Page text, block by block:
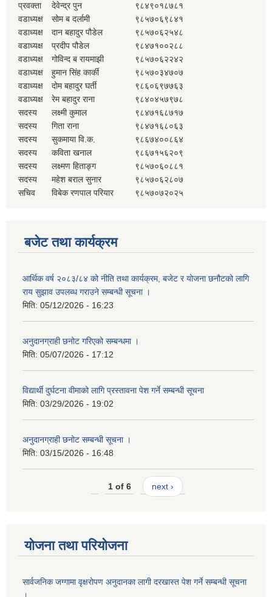
प्रवक्ता देवेन्द्र पुन
९८४९०१८७८१
वडाध्यक्ष
सोम ब दर्लामी
९८५७०६९८४१
वडाध्यक्ष
दान बहादुर पौडेल
९८५७०६२५४८
वडाध्यक्ष
प्रदीप पौडेल
९८४७१००२८८
वडाध्यक्ष
गोविन्द ब रायमाझी
९८५७०६२२४२
वडाध्यक्ष
हुमान सिंह कार्की
९८५७०३४७०७
वडाध्यक्ष
दोम बहादुर घर्ती
९८६०६९७७६३
वडाध्यक्ष
रेम बहादुर राना
९८४०४५७९७८
सदस्य
लक्ष्मी कुमाल
९८४७१६८७१७
सदस्य
गिता राना
९८४७१६८०६३
सदस्य
सुकमाया वि.क.
९८६७४००८६४
सदस्य
कविता खनाल
९८६७१५६२०९
सदस्य
लक्ष्मण हिताङ्ग
९८५७०६०८८१
सदस्य
महेश बराल सुनार
९८५७०६२८०७
सचिव
विबेक रणपाल परियार ९८५७०७२०२५
बजेट तथा कार्यक्रम
आर्थिक वर्ष २०८३/८४ को नीति तथा कार्यक्रम, बजेट र योजना छनौटको लागि
राय सुझाव उपलब्ध गराउने सम्बन्धी सूचना ।
मिति: 05/12/2026 - 16:23
अनुदानग्राही छनोट गरिएको सम्बन्धमा ।
मिति: 05/07/2026 - 17:12
विद्यार्थी दुर्घटना वीमाको लागि प्रस्तावना पेश गर्ने सम्बन्धी सूचना
मिति: 03/29/2026 - 19:02
अनुदानग्राही छनोट सम्बन्धी सूचना ।
मिति: 03/15/2026 - 16:48
1 of 6 next ›
योजना तथा परियोजना
सार्वजनिक जग्गामा वृक्षरोपण अनुदानका लागी दरखास्त पेश गर्ने सम्बन्धी सूचना